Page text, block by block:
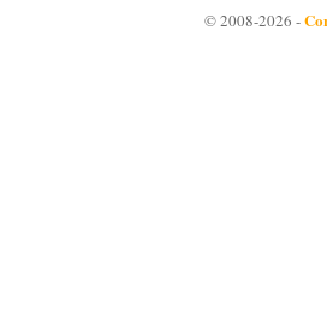
© 2008-2026 -